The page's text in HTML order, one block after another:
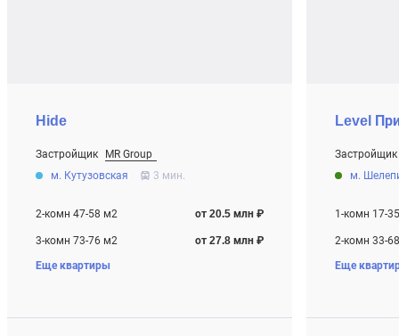
Hide
Застройщик
MR Group
От 20.5 млн ₽
Строится
м. Кутузовская 3 мин.
2-комн 47-58 м2 от 20.5 млн ₽
3-комн 73-76 м2 от 27.8 млн ₽
4-комн+ 97 м2
Еще квартиры
Level
Застройщик
От 9.7 млн ₽
Строится
м.
1-комн 17-
2-комн 33-
3-комн 58-
Своб. план.
Еще